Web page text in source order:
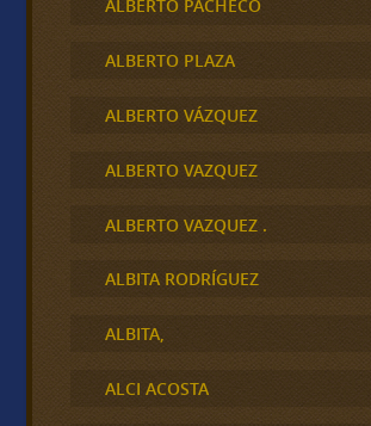
ALBERTO PACHECO
ALBERTO PLAZA
ALBERTO VÁZQUEZ
ALBERTO VAZQUEZ
ALBERTO VAZQUEZ .
ALBITA RODRÍGUEZ
ALBITA,
ALCI ACOSTA